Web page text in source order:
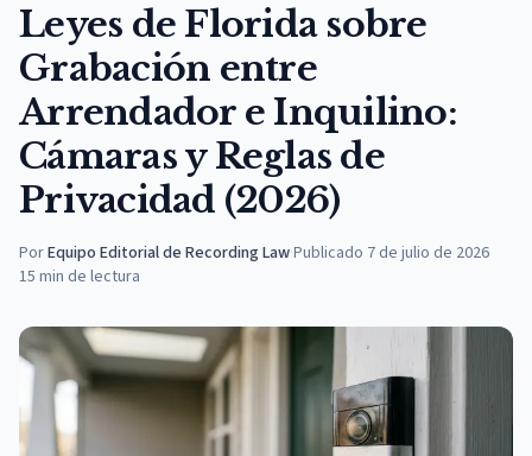
Leyes de Florida sobre
Grabación entre
Arrendador e Inquilino:
Cámaras y Reglas de
Privacidad (2026)
PorEquipo Editorial de Recording Law·Publicado 7 de julio de 2026
15 min de lectura